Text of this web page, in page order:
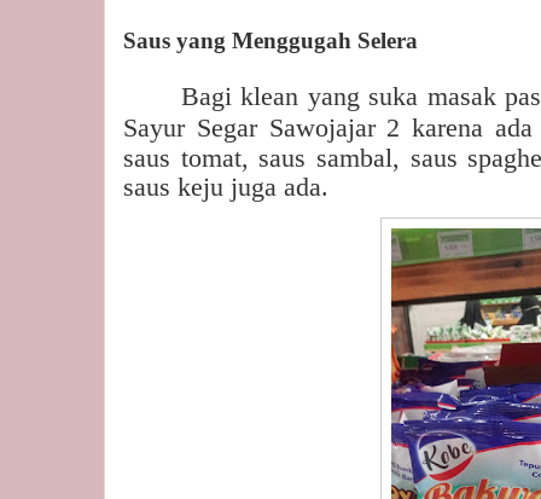
Saus yang Menggugah Selera
Bagi klean yang suka masak
Sayur Segar Sawojajar 2 karena
saus tomat, saus sambal, saus
saus keju juga ada.